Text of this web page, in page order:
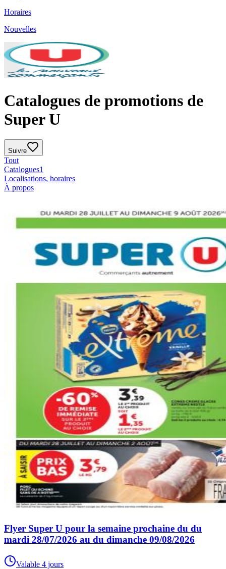
Horaires
Nouvelles
Catalogues de promotions de
Super U
Suivre
Tout
Catalogues1
Localisations, horaires
À propos
Flyer Super U pour la semaine prochaine du du
mardi 28/07/2026 au du dimanche 09/08/2026
Valable 4 jours